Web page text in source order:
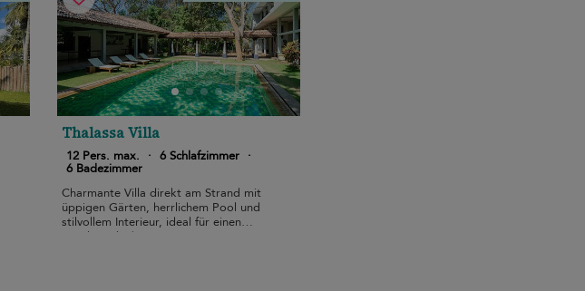
Thalassa Villa
12 Pers. max. · 6 Schlafzimmer ·
6 Badezimmer
Charmante Villa direkt am Strand mit
üppigen Gärten, herrlichem Pool und
stilvollem Interieur, ideal für einen
Familienurlaub.